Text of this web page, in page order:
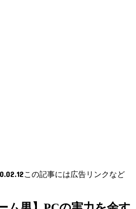
この記事には広告リンクなど